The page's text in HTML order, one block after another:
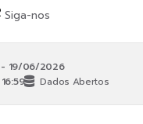
Siga-nos
- 19/06/2026
Dados Abertos